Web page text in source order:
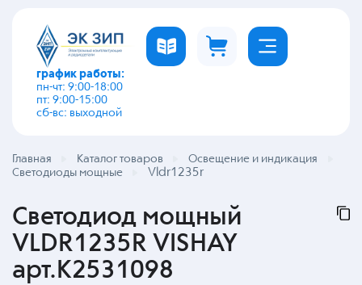
график работы:
пн-чт: 9:00-18:00
пт: 9:00-15:00
сб-вс: выходной
Главная Каталог товаров
Освещение и индикация
Светодиоды мощные
Vldr1235r
Светодиод мощный
VLDR1235R VISHAY
арт.K2531098